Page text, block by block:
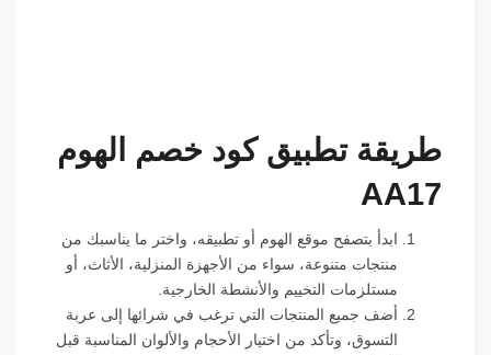
طريقة تطبيق كود خصم الهوم
AA17
ابدأ بتصفح موقع الهوم أو تطبيقه، واختر ما يناسبك من
منتجات متنوعة، سواء من الأجهزة المنزلية، الأثاث، أو
مستلزمات التخييم والأنشطة الخارجية.
أضف جميع المنتجات التي ترغب في شرائها إلى عربة
التسوق، وتأكد من اختيار الأحجام والألوان المناسبة قبل